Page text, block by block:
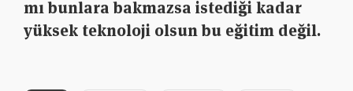
mı bunlara bakmazsa istediği kadar
yüksek teknoloji olsun bu eğitim değil.